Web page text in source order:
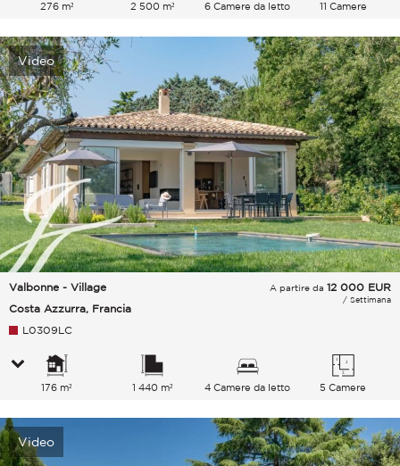
276 m² 2 500 m² 6 Camere da letto 11 Camere
Video
Valbonne - Village
Costa Azzurra, Francia
A partire da 12 000 EUR
/ Settimana
L0309LC
176 m² 1 440 m² 4 Camere da letto 5 Camere
Video